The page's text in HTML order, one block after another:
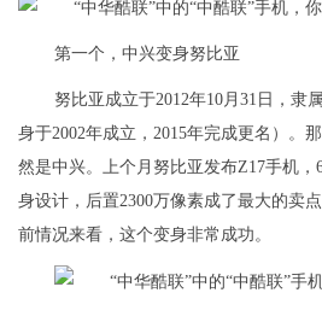
第一个，中兴变身努比亚
努比亚成立于2012年10月31日，隶
身于2002年成立，2015年完成更名）。
然是中兴。上个月努比亚发布Z17手机
身设计，后置2300万像素成了最大的卖
前情况来看，这个变身非常成功。